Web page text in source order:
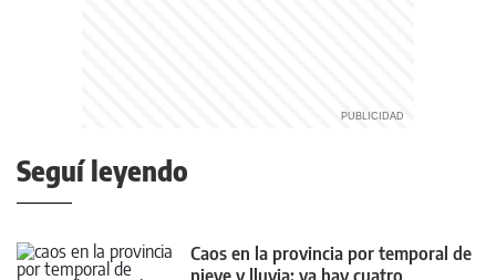
Seguí leyendo
Caos en la provincia por temporal de